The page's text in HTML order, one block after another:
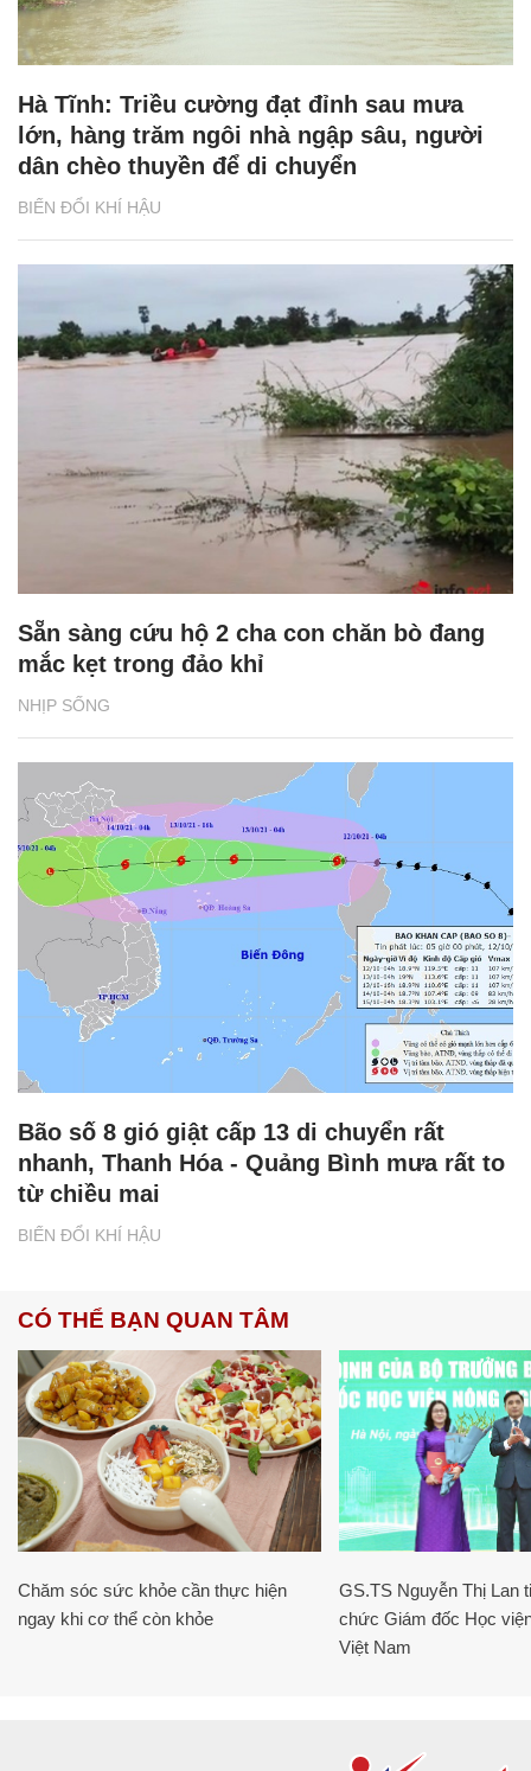
BIẾN ĐỔI KHÍ HẬU
Hà Tĩnh: Triều cường đạt đỉnh sau mưa
lớn, hàng trăm ngôi nhà ngập sâu, người
dân chèo thuyền để di chuyển
NHỊP SỐNG
Sẵn sàng cứu hộ 2 cha con chăn bò đang
mắc kẹt trong đảo khỉ
BIẾN ĐỔI KHÍ HẬU
Bão số 8 gió giật cấp 13 di chuyển rất
nhanh, Thanh Hóa - Quảng Bình mưa rất to
từ chiều mai
CÓ THỂ BẠN QUAN TÂM
Chăm sóc sức khỏe cần thực hiện
ngay khi cơ thể còn khỏe
GS.TS Nguyễn Thị Lan
chức Giám đốc Học
Việt Nam